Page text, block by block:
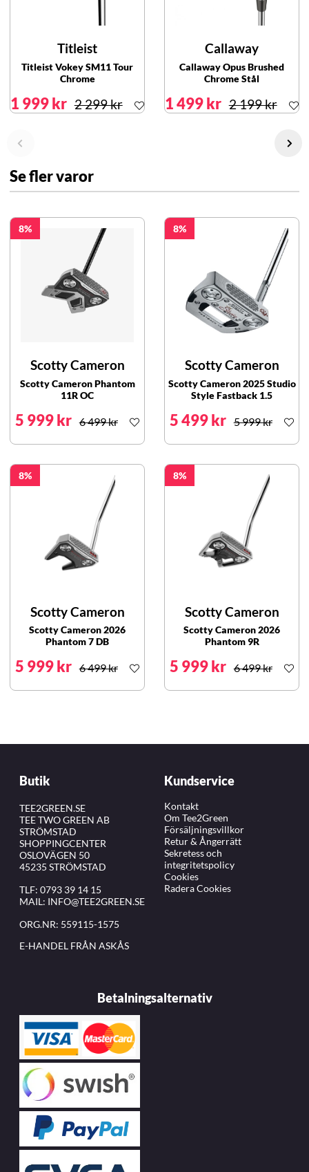
Titleist
Titleist Vokey SM11 Tour
Chrome
1 999 kr 2 299 kr
Callaway
Callaway Opus Brushed
Chrome Stål
1 499 kr 2 199 kr
Se fler varor
8
Scotty Cameron
Scotty Cameron Phantom
11R OC
5 999 kr 6 499 kr
8
Scotty Cameron
Scotty Cameron 2025 Studio
Style Fastback 1.5
5 499 kr 5 999 kr
8
Scotty Cameron
Scotty Cameron 2026
Phantom 7 DB
5 999 kr 6 499 kr
8
Scotty Cameron
Scotty Cameron 2026
Phantom 9R
5 999 kr 6 499 kr
Butik
TEE2GREEN.SE
TEE TWO GREEN AB
STRÖMSTAD
SHOPPINGCENTER
OSLOVÄGEN 50
45235 STRÖMSTAD
TLF: 0793 39 14 15
MAIL: INFO@TEE2GREEN.SE
ORG.NR: 559115-1575
E-HANDEL FRÅN ASKÅS
Kundservice
Kontakt
Om Tee2Green
Försäljningsvillkor
Retur & Ångerrätt
Sekretess och
integritetspolicy
Cookies
Radera Cookies
Betalningsalternativ